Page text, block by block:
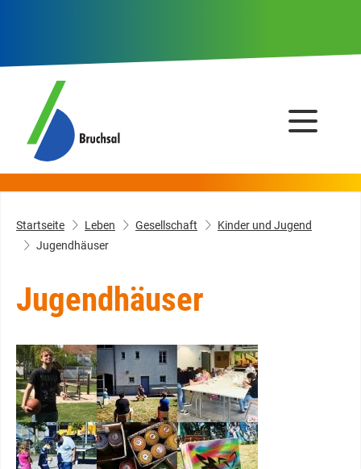
Startseite Leben Gesellschaft
Kinder und Jugend
Jugendhäuser
Jugendhäuser